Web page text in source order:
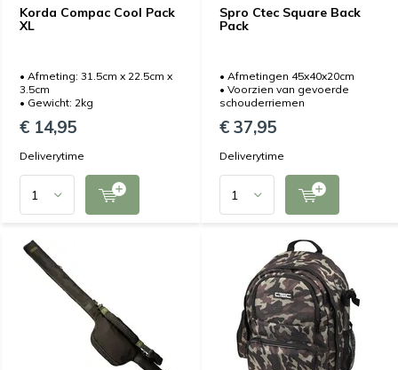
Korda Compac Cool Pack
XL
• Afmeting: 31.5cm x 22.5cm x
3.5cm
• Gewicht: 2kg
€ 14,95
Deliverytime
Spro Ctec Square Back
Pack
• Afmetingen 45x40x20cm
• Voorzien van gevoerde
schouderriemen
€ 37,95
Deliverytime